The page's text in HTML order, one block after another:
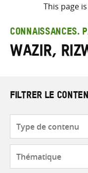
This page
CONNAISSANCES.
Wazir,
FILTRER LE